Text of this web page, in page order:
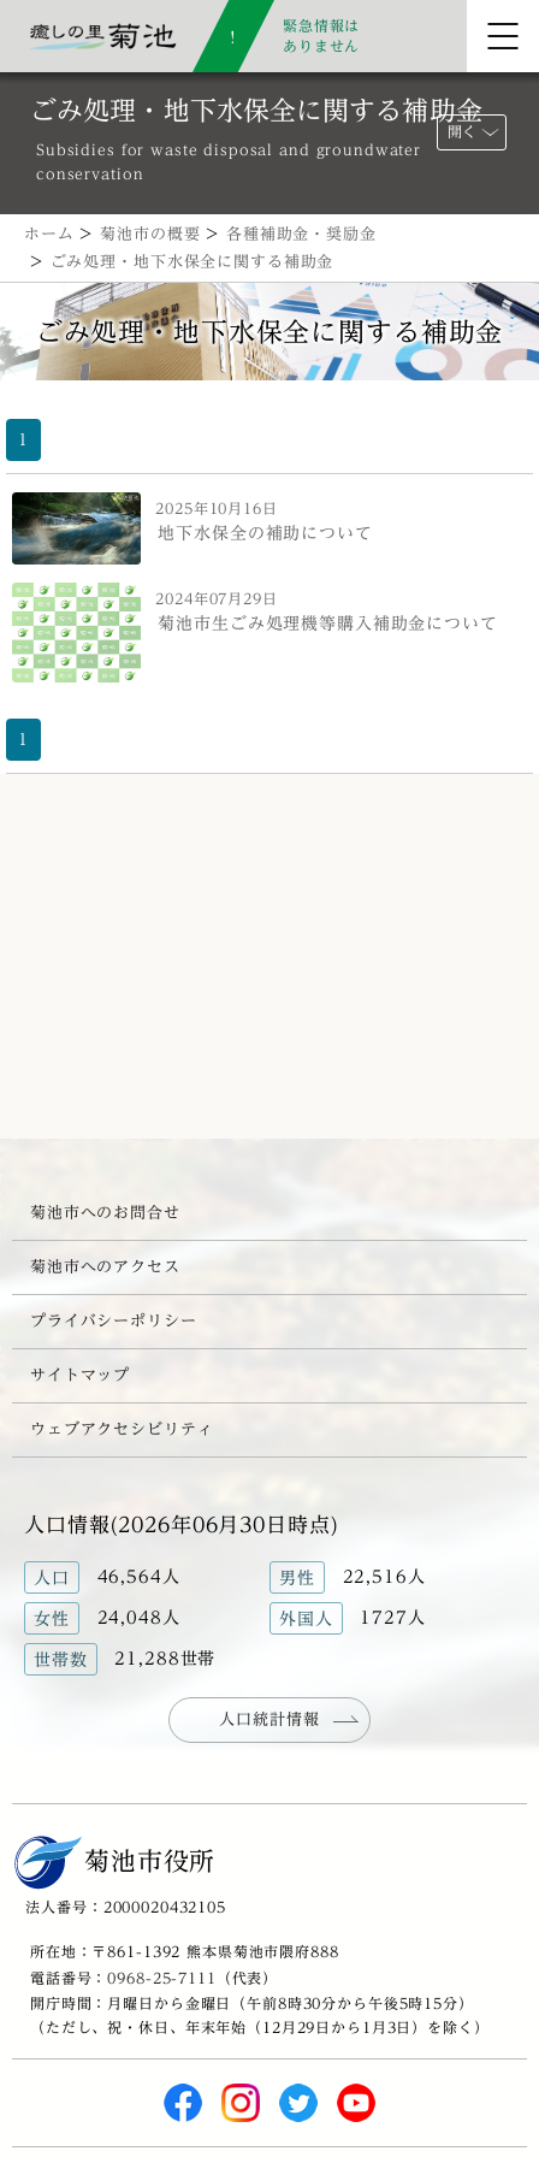
緊急情報は
ありません
ごみ処理・地下水保全に関する補助金
Subsidies for waste disposal and groundwater
conservation
開く
ホーム > 菊池市の概要 > 各種補助金・奨励金
>
ごみ処理・地下水保全に関する補助金
ごみ処理・地下水保全に関する補助金
1
2025年10月16日
地下水保全の補助について
2024年07月29日
菊池市生ごみ処理機等購入補助金について
菊池市へのお問合せ
菊池市へのアクセス
プライバシーポリシー
サイトマップ
ウェブアクセシビリティ
人口情報(2026年06月30日時点)
人口 46,564人 男性 22,516人
女性 24,048人 外国人 1727人
世帯数 21,288世帯
人口統計情報
菊池市役所
法人番号：2000020432105
所在地：〒861-1392 熊本県菊池市隈府888
電話番号：0968-25-7111
（代表）
開庁時間：月曜日から金曜日（午前8時30分から午後5時15分）
（ただし、祝・休日、年末年始（12月29日から1月3日）を除く）